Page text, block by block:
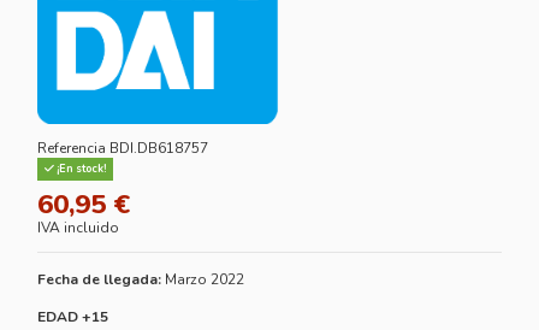
Referencia BDI.DB618757
¡En stock!
60,95 €
IVA incluido
Fecha de llegada: Marzo 2022
EDAD +15